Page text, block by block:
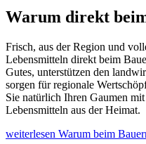
Warum direkt
Frisch, aus der Region und
Lebensmitteln direkt beim
Gutes, unterstützen den
sorgen für regionale
Sie natürlich Ihren Gaumen
Lebensmitteln aus der Heimat.
weiterlesen Warum beim